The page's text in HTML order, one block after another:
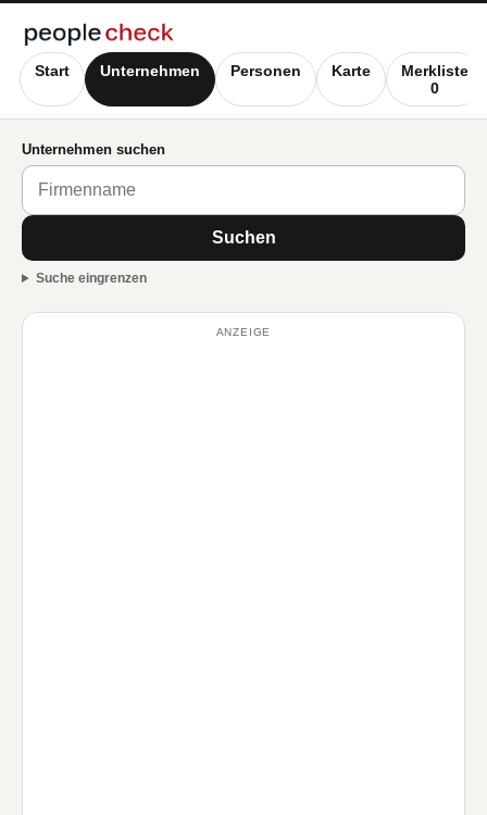
Start Unternehmen Personen Karte
Merkliste
0
Unternehmen suchen
Suchen
Suche eingrenzen
ANZEIGE